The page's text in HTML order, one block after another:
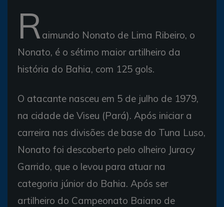
Raimundo Nonato de Lima Ribeiro, o
Nonato, é o sétimo maior artilheiro da
história do Bahia, com 125 gols.
O atacante nasceu em 5 de julho de 1979,
na cidade de Viseu (Pará). Após iniciar a
carreira nas divisões de base do Tuna Luso,
Nonato foi descoberto pelo olheiro Juracy
Garrido, que o levou para atuar na
categoria júnior do Bahia. Após ser
artilheiro do Campeonato Baiano de